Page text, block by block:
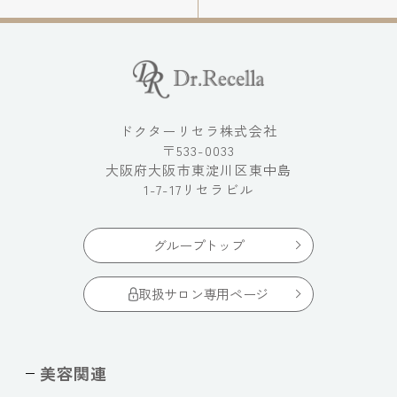
ドクターリセラ株式会社
〒533-0033
大阪府大阪市東淀川区東中島
1-7-17リセラビル
グループトップ
取扱サロン専用ページ
美容関連